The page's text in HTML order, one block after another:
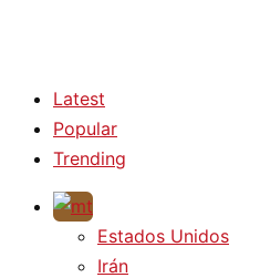
Latest
Popular
Trending
Estados Unidos
Irán